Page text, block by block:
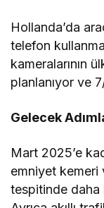
Hollanda’da
telefon
kameralarının
planlanıyor ve
Gelecek
Mart 2025’e
emniyet kemeri
tespitinde daha